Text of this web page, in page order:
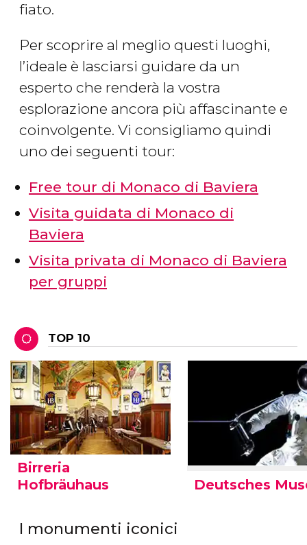
fiato.
Per scoprire al meglio questi luoghi,
l’ideale è lasciarsi guidare da un
esperto che renderà la vostra
esplorazione ancora più affascinante e
coinvolgente. Vi consigliamo quindi
uno dei seguenti tour:
Free tour di Monaco di Baviera
Visita guidata di Monaco di
Baviera
Visita privata di Monaco di Baviera
per gruppi
TOP 10
Birreria
Hofbräuhaus
Deutsches
I monumenti iconici